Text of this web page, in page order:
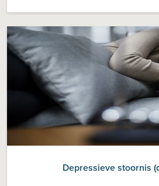
Depressieve stoornis